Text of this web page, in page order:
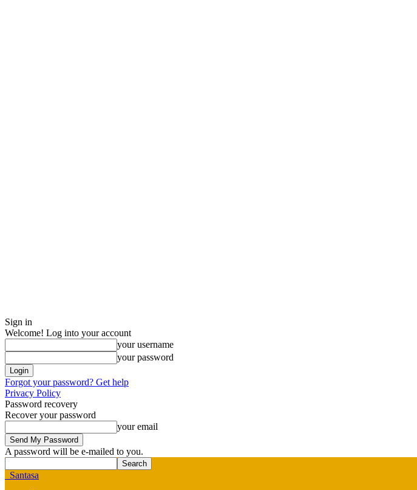
Sign in
Welcome! Log into your account
your username
your password
Forgot your password? Get help
Privacy Policy
Password recovery
Recover your password
your email
A password will be e-mailed to you.
Santasa